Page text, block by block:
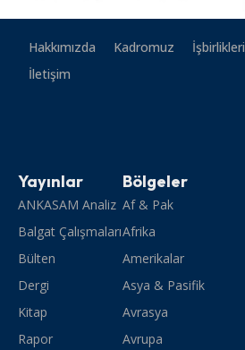
Hakkımızda Kadromuz İşbirlikleri
İletişim
Yayınlar
ANKASAM Analiz
Balgat Çalışmaları
Bülten
Dergi
Kitap
Rapor
Bölgeler
Af & Pak
Afrika
Amerikalar
Asya & Pasifik
Avrasya
Avrupa